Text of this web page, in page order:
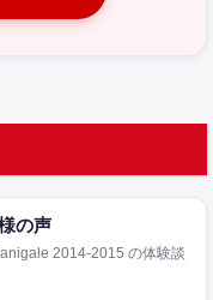
の声
2014-2015 の体験談